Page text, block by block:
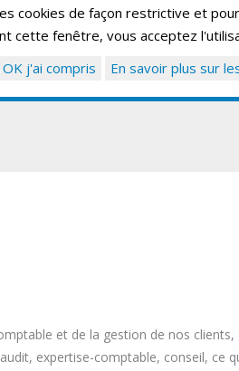
cookies de façon restrictive et
cette fenêtre, vous acceptez
OK j'ai compris
En savoir plus sur
ACCUEIL LE GROUPE
et de la gestion de nos
expertise-comptable, conseil,